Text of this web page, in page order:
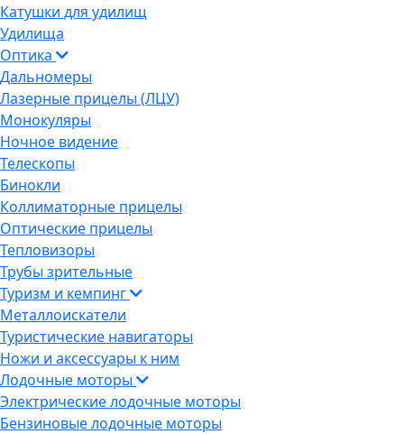
Катушки для удилищ
Удилища
Оптика
Дальномеры
Лазерные прицелы (ЛЦУ)
Монокуляры
Ночное видение
Телескопы
Бинокли
Коллиматорные прицелы
Оптические прицелы
Тепловизоры
Трубы зрительные
Туризм и кемпинг
Металлоискатели
Туристические навигаторы
Ножи и аксессуары к ним
Лодочные моторы
Электрические лодочные моторы
Бензиновые лодочные моторы